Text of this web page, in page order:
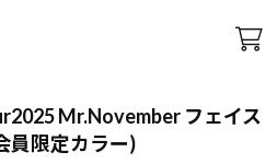
Mr.November フェイス
員限定カラー)